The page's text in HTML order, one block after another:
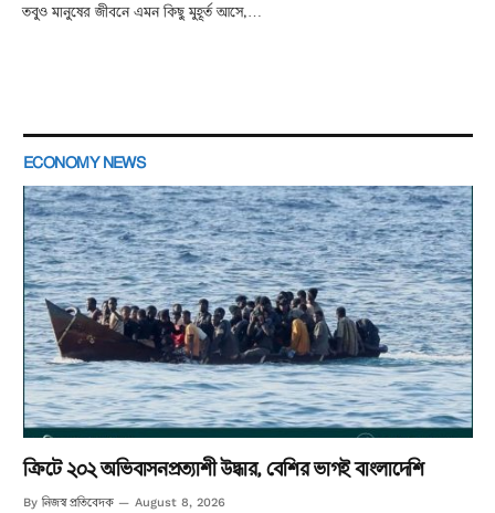
তবুও মানুষের জীবনে এমন কিছু মুহূর্ত আসে,…
ECONOMY NEWS
ক্রিটে ২০২ অভিবাসনপ্রত্যাশী উদ্ধার, বেশির ভাগই বাংলাদেশি
By নিজস্ব প্রতিবেদক August 8, 2026